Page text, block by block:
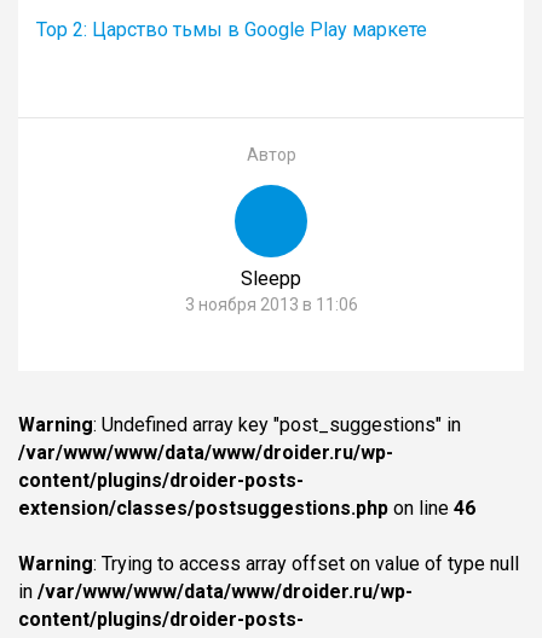
Тор 2: Царство тьмы в Google Play маркете
Автор
Sleepp
3 ноября 2013 в 11:06
Warning: Undefined array key "post_suggestions" in
/var/www/www/data/www/droider.ru/wp-
content/plugins/droider-posts-
extension/classes/postsuggestions.php on line 46
Warning: Trying to access array offset on value of type null
in /var/www/www/data/www/droider.ru/wp-
content/plugins/droider-posts-